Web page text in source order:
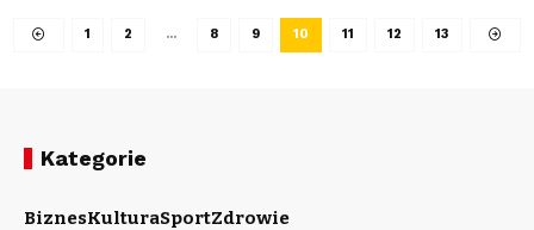
1 2 … 8 9 10 11 12 13
Kategorie
BiznesKulturaSportZdrowie